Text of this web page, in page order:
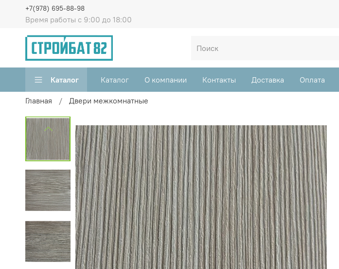
Время работы с 9:00 до 18:00
+7(978) 695-88-98
Каталог Каталог О компании Контакты Доставка Оплата
Главная Двери межкомнатные